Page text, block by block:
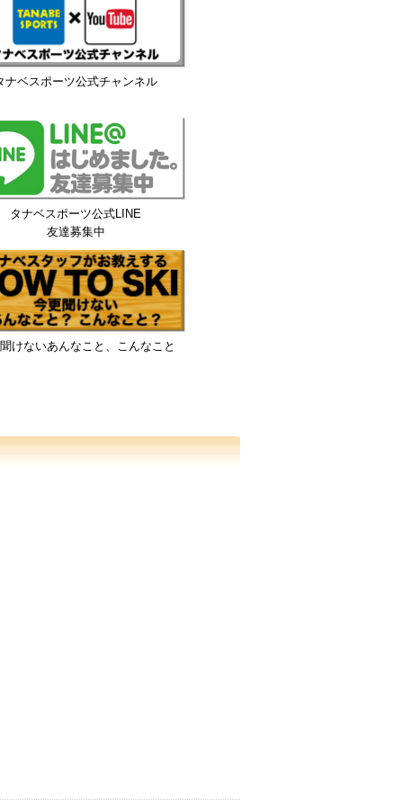
ナベスポーツ公式チャンネル
タナベスポーツ公式LINE
友達募集中
けないあんなこと、こんなこと